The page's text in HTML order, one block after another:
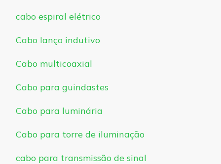
cabo espiral elétrico
Cabo lanço indutivo
Cabo multicoaxial
Cabo para guindastes
Cabo para luminária
Cabo para torre de iluminação
cabo para transmissão de sinal